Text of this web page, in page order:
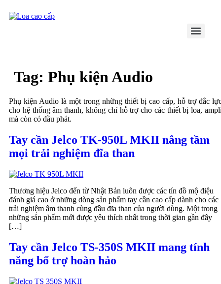
to
Tag: Phụ kiện Audio
Phụ kiện Audio là một trong những thiết bị cao cấp, hỗ trợ đắc
cho hệ thống âm thanh, không chỉ hỗ trợ cho các thiết bị loa,
mà còn có đầu phát.
Tay cần Jelco TK-950L MKII nâng tầm
mọi trải nghiệm đĩa than
Thương hiệu Jelco đến từ Nhật Bản luôn được các tín đồ mộ điệu
đánh giá cao ở những dòng sản phẩm tay cần cao cấp dành cho các
trải nghiệm âm thanh cùng đầu đĩa than của người dùng. Một trong
những sản phẩm mới được yêu thích nhất trong thời gian gần đây
[…]
Tay cần Jelco TS-350S MKII mang tính
năng bổ trợ hoàn hảo